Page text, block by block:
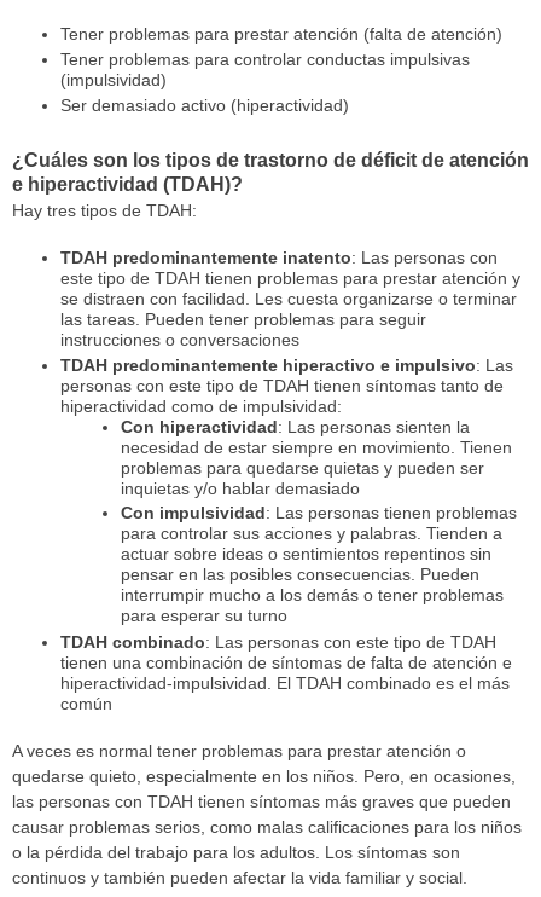
Tener problemas para prestar atención (falta de atención)
Tener problemas para controlar conductas impulsivas
(impulsividad)
Ser demasiado activo (hiperactividad)
¿Cuáles son los tipos de trastorno de déficit de atención
e hiperactividad (TDAH)?
Hay tres tipos de TDAH:
TDAH predominantemente inatento: Las personas con
este tipo de TDAH tienen problemas para prestar atención y
se distraen con facilidad. Les cuesta organizarse o terminar
las tareas. Pueden tener problemas para seguir
instrucciones o conversaciones
TDAH predominantemente hiperactivo e impulsivo: Las
personas con este tipo de TDAH tienen síntomas tanto de
hiperactividad como de impulsividad:
Con hiperactividad: Las personas sienten la
necesidad de estar siempre en movimiento. Tienen
problemas para quedarse quietas y pueden ser
inquietas y/o hablar demasiado
Con impulsividad: Las personas tienen problemas
para controlar sus acciones y palabras. Tienden a
actuar sobre ideas o sentimientos repentinos sin
pensar en las posibles consecuencias. Pueden
interrumpir mucho a los demás o tener problemas
para esperar su turno
TDAH combinado: Las personas con este tipo de TDAH
tienen una combinación de síntomas de falta de atención e
hiperactividad-impulsividad. El TDAH combinado es el más
común
A veces es normal tener problemas para prestar atención o
quedarse quieto, especialmente en los niños. Pero, en ocasiones,
las personas con TDAH tienen síntomas más graves que pueden
causar problemas serios, como malas calificaciones para los niños
o la pérdida del trabajo para los adultos. Los síntomas son
continuos y también pueden afectar la vida familiar y social.